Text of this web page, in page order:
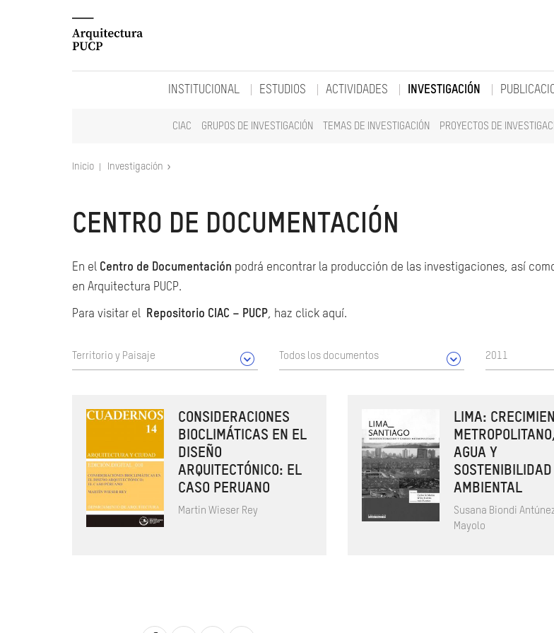
INSTITUCIONAL ESTUDIOS ACTIVIDADES INVESTIGACIÓN
CIAC GRUPOS DE INVESTIGACIÓN TEMAS DE INVESTIGACIÓN PROYECTOS DE
Inicio Investigación
CENTRO DE DOCUMENTACIÓN
En el Centro de Documentación podrá encontrar la producción de las investigaciones, así
en Arquitectura PUCP.
Para visitar el Repositorio CIAC – PUCP, haz click aquí.
Territorio y Paisaje Todos los documentos 2011
CONSIDERACIONES
BIOCLIMÁTICAS EN EL
DISEÑO
ARQUITECTÓNICO: EL
CASO PERUANO
Martin Wieser Rey
LIMA:
AGUA Y
SOSTENIBILIDAD
AMBIENTAL
Susana Biondi
Mayolo